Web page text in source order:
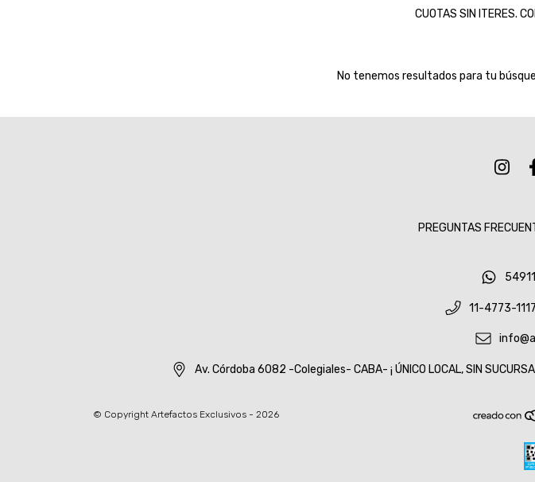
CUOTAS SIN ITERES.
No tenemos resultados para tu
PREGUNTAS
11-4773-
Av. Córdoba 6082 -Colegiales- CABA- ¡ ÚNICO LOCAL, SIN
© Copyright Artefactos Exclusivos - 2026